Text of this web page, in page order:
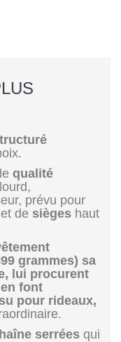
qualité
prévu pour
et de sièges haut
grammes) sa
lui procurent
font
pour rideaux,
serrées qui